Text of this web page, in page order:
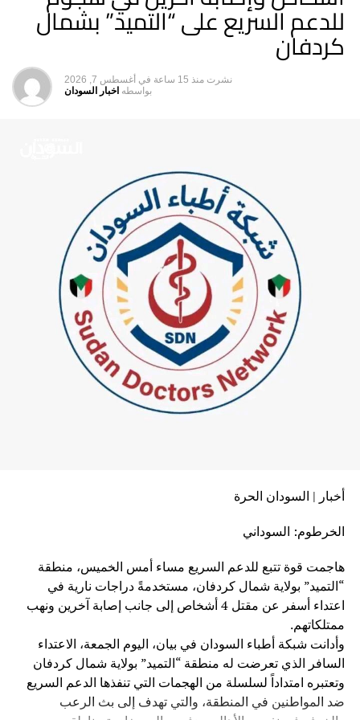
للدعم السريع على “التميد” بشمال
كردفان
نشرت منذ 15 ساعة في أغسطس 7, 2026
بواسطه اخبار السودان
أخبار | السودان الحرة
الخرطوم: السوداني
هاجمت قوة تتبع للدعم السريع مساء أمس الخميس، منطقة
“التميد” بولاية شمال كردفان، مستخدمةً دراجات نارية في
اعتداء أسفر عن مقتل 4 أشخاص إلى جانب إصابة آخرين ونهب
ممتلكاتهم.
وأدانت شبكة أطباء السودان في بيان، اليوم الجمعة، الاعتداء
السافر الذي تعرضت له منطقة “التميد” بولاية شمال كردفان
وتعتبره امتداداً لسلسلة من الهجمات التي تنفذها الدعم السريع
ضد المواطنين في المنطقة، والتي تهدف إلى بث الرعب